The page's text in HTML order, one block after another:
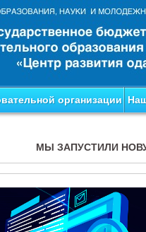
организации
МЫ ЗАПУСТИЛИ